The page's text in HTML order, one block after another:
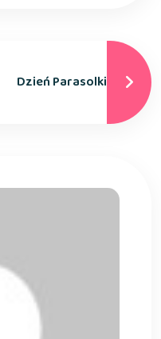
Dzień Parasolki